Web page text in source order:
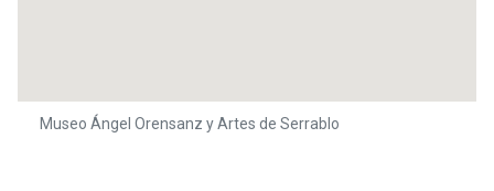
Museo Ángel Orensanz y Artes de Serrablo